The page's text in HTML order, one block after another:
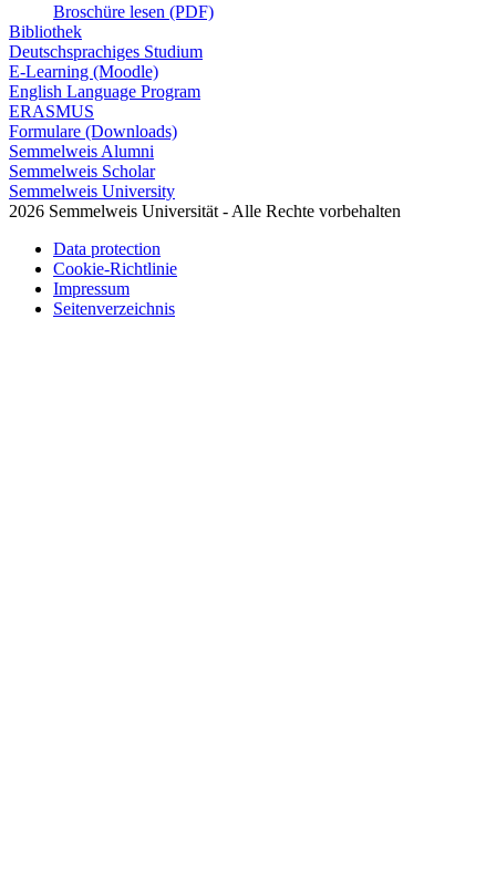
Broschüre lesen (PDF)
Bibliothek
Deutschsprachiges Studium
E-Learning (Moodle)
English Language Program
ERASMUS
Formulare (Downloads)
Semmelweis Alumni
Semmelweis Scholar
Semmelweis University
2026 Semmelweis Universität - Alle Rechte vorbehalten
Data protection
Cookie-Richtlinie
Impressum
Seitenverzeichnis